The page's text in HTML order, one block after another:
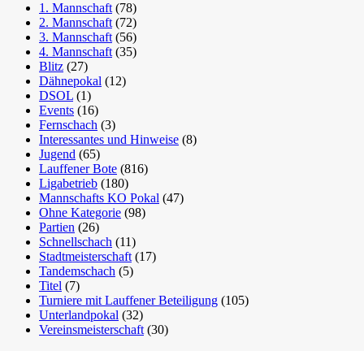
1. Mannschaft (78)
2. Mannschaft (72)
3. Mannschaft (56)
4. Mannschaft (35)
Blitz (27)
Dähnepokal (12)
DSOL (1)
Events (16)
Fernschach (3)
Interessantes und Hinweise (8)
Jugend (65)
Lauffener Bote (816)
Ligabetrieb (180)
Mannschafts KO Pokal (47)
Ohne Kategorie (98)
Partien (26)
Schnellschach (11)
Stadtmeisterschaft (17)
Tandemschach (5)
Titel (7)
Turniere mit Lauffener Beteiligung (105)
Unterlandpokal (32)
Vereinsmeisterschaft (30)